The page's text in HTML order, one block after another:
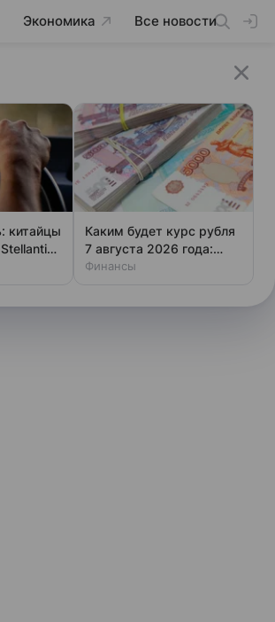
Экономика Все новости
китайцы
Каким будет курс рубля
7 августа 2026 года:
прогноз эксперта
Финансы